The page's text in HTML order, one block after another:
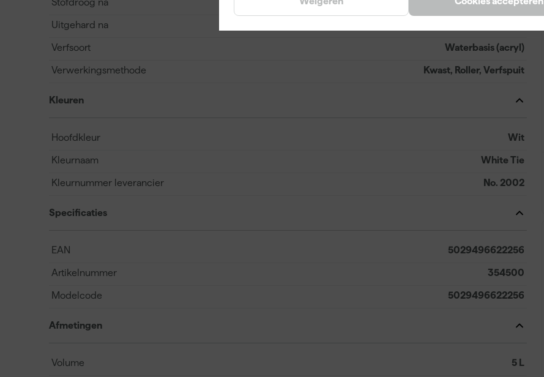
Stofdroog na 2 h
Uitgehard na
Verfsoort Waterbasis (acryl)
Verwerkingsmethode Kwast, Roller, Verfspuit
Kleuren
Hoofdkleur Wit
Kleurnaam White Tie
Kleurnummer leverancier No. 2002
Specificaties
EAN 5029496622256
Artikelnummer 354500
Modelcode 5029496622256
Afmetingen
Volume 5 L